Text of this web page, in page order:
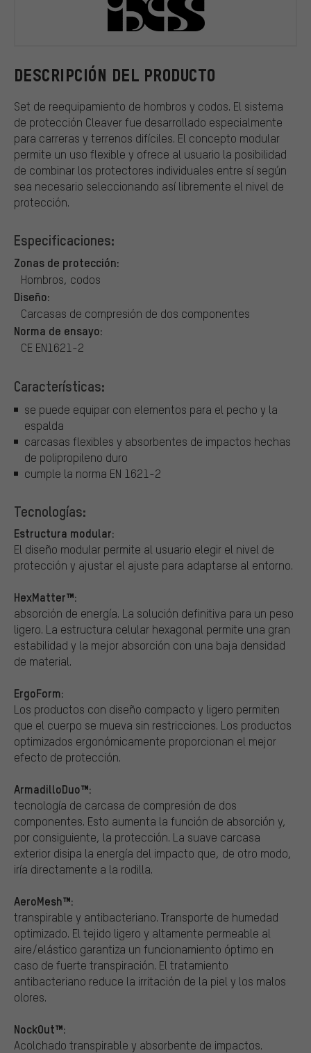
DESCRIPCIÓN DEL PRODUCTO
Set de reequipamiento de hombros y codos. El sistema
de protección Cleaver fue desarrollado especialmente
para carreras y terrenos difíciles. El concepto modular
permite un uso flexible y ofrece al usuario la posibilidad
de combinar los protectores individuales entre sí según
sea necesario seleccionando así libremente el nivel de
protección.
Especificaciones:
Zonas de protección:
Hombros, codos
Diseño:
Carcasas de compresión de dos componentes
Norma de ensayo:
CE EN1621-2
Características:
se puede equipar con elementos para el pecho y la
espalda
carcasas flexibles y absorbentes de impactos hechas
de polipropileno duro
cumple la norma EN 1621-2
Tecnologías:
Estructura modular:
El diseño modular permite al usuario elegir el nivel de
protección y ajustar el ajuste para adaptarse al entorno.
HexMatter™:
absorción de energía. La solución definitiva para un peso
ligero. La estructura celular hexagonal permite una gran
estabilidad y la mejor absorción con una baja densidad
de material.
ErgoForm:
Los productos con diseño compacto y ligero permiten
que el cuerpo se mueva sin restricciones. Los productos
optimizados ergonómicamente proporcionan el mejor
efecto de protección.
ArmadilloDuo™:
tecnología de carcasa de compresión de dos
componentes. Esto aumenta la función de absorción y,
por consiguiente, la protección. La suave carcasa
exterior disipa la energía del impacto que, de otro modo,
iría directamente a la rodilla.
AeroMesh™:
transpirable y antibacteriano. Transporte de humedad
optimizado. El tejido ligero y altamente permeable al
aire/elástico garantiza un funcionamiento óptimo en
caso de fuerte transpiración. El tratamiento
antibacteriano reduce la irritación de la piel y los malos
olores.
NockOut™:
Acolchado transpirable y absorbente de impactos.